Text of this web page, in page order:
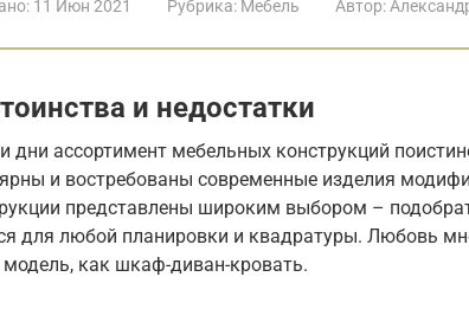
11 Июн 2021 Рубрика: Мебель Автор:
и недостатки
дни ассортимент мебельных конструкций
и востребованы современные изделия
представлены широким выбором –
для любой планировки и квадратуры. Любовь
модель, как шкаф-диван-кровать.